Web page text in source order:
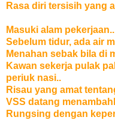
Rasa diri tersisih yang
Masuki alam pekerjaan..
Sebelum tidur, ada air
Menahan sebak bila di
Kawan sekerja pulak
periuk nasi..
Risau yang amat
VSS datang
Rungsing dengan